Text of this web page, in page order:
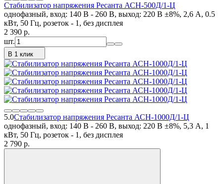
Стабилизатор напряжения Ресанта АСН-500Д/1-Ц
однофазный, вход: 140 В - 260 В, выход: 220 В ±8%, 2,6 А, 0.5
кВт, 50 Гц, розеток - 1, без дисплея
2 390 p.
шт.
В 1 клик
5.0Стабилизатор напряжения Ресанта АСН-1000Д/1-Ц
однофазный, вход: 140 В - 260 В, выход: 220 В ±8%, 5,3 А, 1
кВт, 50 Гц, розеток - 1, без дисплея
2 790 p.